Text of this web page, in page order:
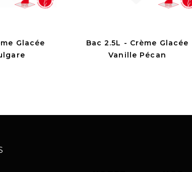
Glacée
Bac 2.5L - Crème Glacée
Vanille Pécan